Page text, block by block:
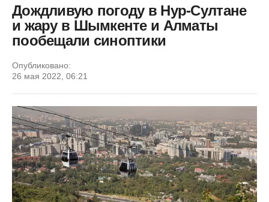
Дождливую погоду в Нур-Султане
и жару в Шымкенте и Алматы
пообещали синоптики
Опубликовано:
26 мая 2022, 06:21